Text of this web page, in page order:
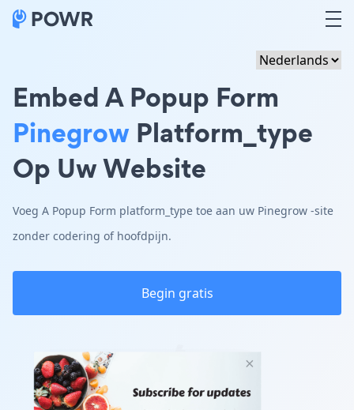
Embed A Popup Form
Pinegrow Platform_type
Op Uw Website
Voeg A Popup Form platform_type toe aan uw Pinegrow -site
zonder codering of hoofdpijn.
Begin gratis